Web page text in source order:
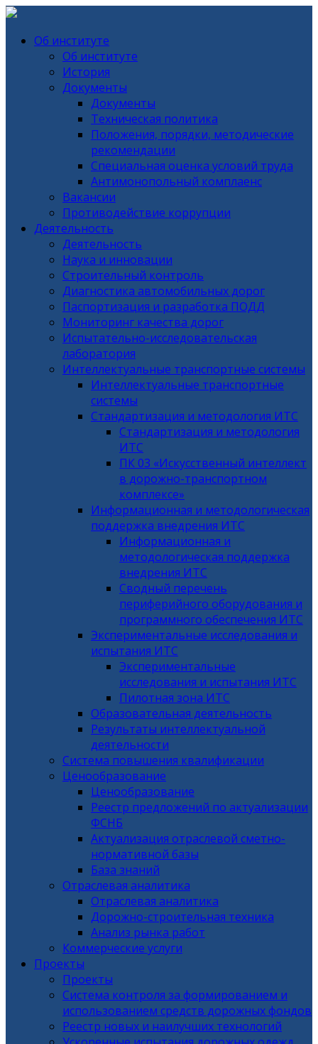
Об институте
Об институте
История
Документы
Документы
Техническая политика
Положения, порядки, методические
рекомендации
Специальная оценка условий труда
Антимонопольный комплаенс
Вакансии
Противодействие коррупции
Деятельность
Деятельность
Наука и инновации
Строительный контроль
Диагностика автомобильных дорог
Паспортизация и разработка ПОДД
Мониторинг качества дорог
Испытательно-исследовательская
лаборатория
Интеллектуальные транспортные системы
Интеллектуальные транспортные
системы
Стандартизация и методология ИТС
Стандартизация и методология
ИТС
ПК 03 «Искусственный интеллект
в дорожно-транспортном
комплексе»
Информационная и методологическая
поддержка внедрения ИТС
Информационная и
методологическая поддержка
внедрения ИТС
Сводный перечень
периферийного оборудования и
программного обеспечения ИТС
Экспериментальные исследования и
испытания ИТС
Экспериментальные
исследования и испытания ИТС
Пилотная зона ИТС
Образовательная деятельность
Результаты интеллектуальной
деятельности
Система повышения квалификации
Ценообразование
Ценообразование
Реестр предложений по актуализации
ФСНБ
Актуализация отраслевой сметно-
нормативной базы
База знаний
Отраслевая аналитика
Отраслевая аналитика
Дорожно-строительная техника
Анализ рынка работ
Коммерческие услуги
Проекты
Проекты
Система контроля за формированием и
использованием средств дорожных фондов
Реестр новых и наилучших технологий